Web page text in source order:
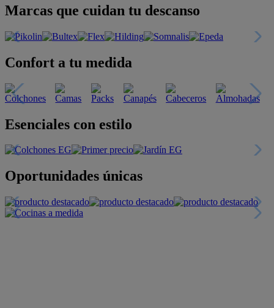
Marcas que cuidan tu descanso
Confort a tu medida
Esenciales con estilo
Oportunidades únicas